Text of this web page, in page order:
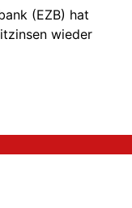
(EZB) hat
wieder